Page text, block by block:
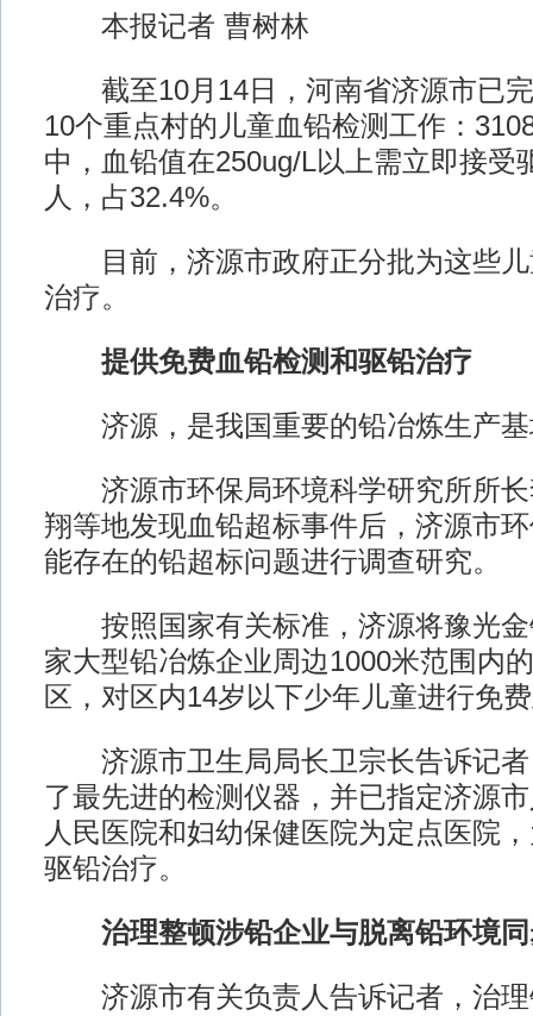
本报记者 曹树林
截至10月14日，河南省济源市已完
10个重点村的儿童血铅检测工作：
中，血铅值在250ug/L以上需立即接受
人，占32.4%。
目前，济源市政府正分批为这些儿
治疗。
提供免费血铅检测和驱铅治疗
济源，是我国重要的铅冶炼生产基
济源市环保局环境科学研究所所长
翔等地发现血铅超标事件后，济源市
能存在的铅超标问题进行调查研究。
按照国家有关标准，济源将豫光金
家大型铅冶炼企业周边1000米范围内
区，对区内14岁以下少年儿童进行免
济源市卫生局局长卫宗长告诉记者
了最先进的检测仪器，并已指定济源
人民医院和妇幼保健医院为定点医院
驱铅治疗。
治理整顿涉铅企业与脱离铅环境
济源市有关负责人告诉记者，治理